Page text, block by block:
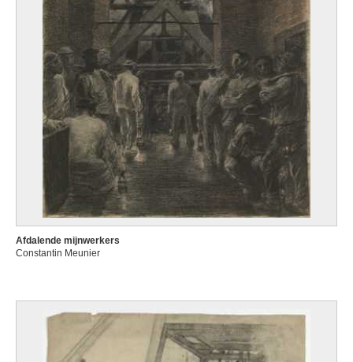
Afdalende mijnwerkers
Constantin Meunier